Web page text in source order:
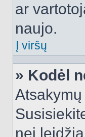
ar
naujo.
Į viršų
» Kodėl
nei